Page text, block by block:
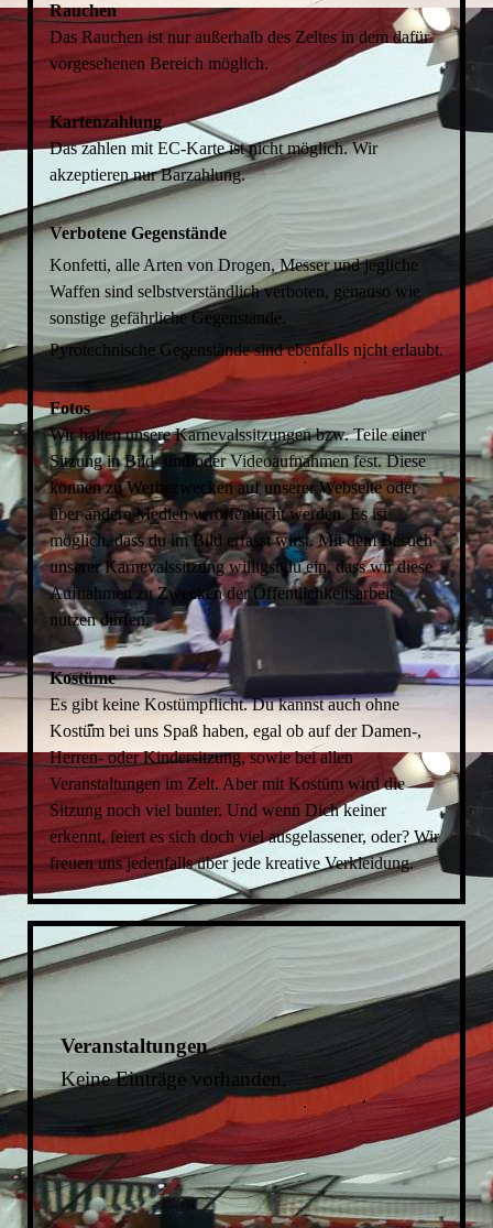
Rauchen
Das Rauchen ist nur außerhalb des Zeltes in dem dafür
vorgesehenen Bereich möglich.
Kartenzahlung
Das zahlen mit EC-Karte ist nicht möglich. Wir
akzeptieren nur Barzahlung.
Verbotene Gegenstände
Konfetti, alle Arten von Drogen, Messer und jegliche
Waffen sind selbstverständlich verboten, genauso wie
sonstige gefährliche Gegenstände.
Pyrotechnische Gegenstände sind ebenfalls nicht erlaubt.
Fotos
Wir halten unsere Karnevalssitzungen bzw. Teile einer
Sitzung in Bild- und/oder Videoaufnahmen fest. Diese
können zu Werbezwecken auf unserer Webseite oder
über andere Medien veröffentlicht werden. Es ist
möglich, dass du im Bild erfasst wirst. Mit dem Besuch
unserer Karnevalssitzung willigst du ein, dass wir diese
Aufnahmen zu Zwecken der Öffentlichkeitsarbeit
nutzen dürfen.
Kostüme
Es gibt keine Kostümpflicht. Du kannst auch ohne
Kostüm bei uns Spaß haben, egal ob auf der Damen-,
Herren- oder Kindersitzung, sowie bei allen
Veranstaltungen im Zelt. Aber mit Kostüm wird die
Sitzung noch viel bunter. Und wenn Dich keiner
erkennt, feiert es sich doch viel ausgelassener, oder? Wir
freuen uns jedenfalls über jede kreative Verkleidung.
Veranstaltungen
Keine Einträge vorhanden.